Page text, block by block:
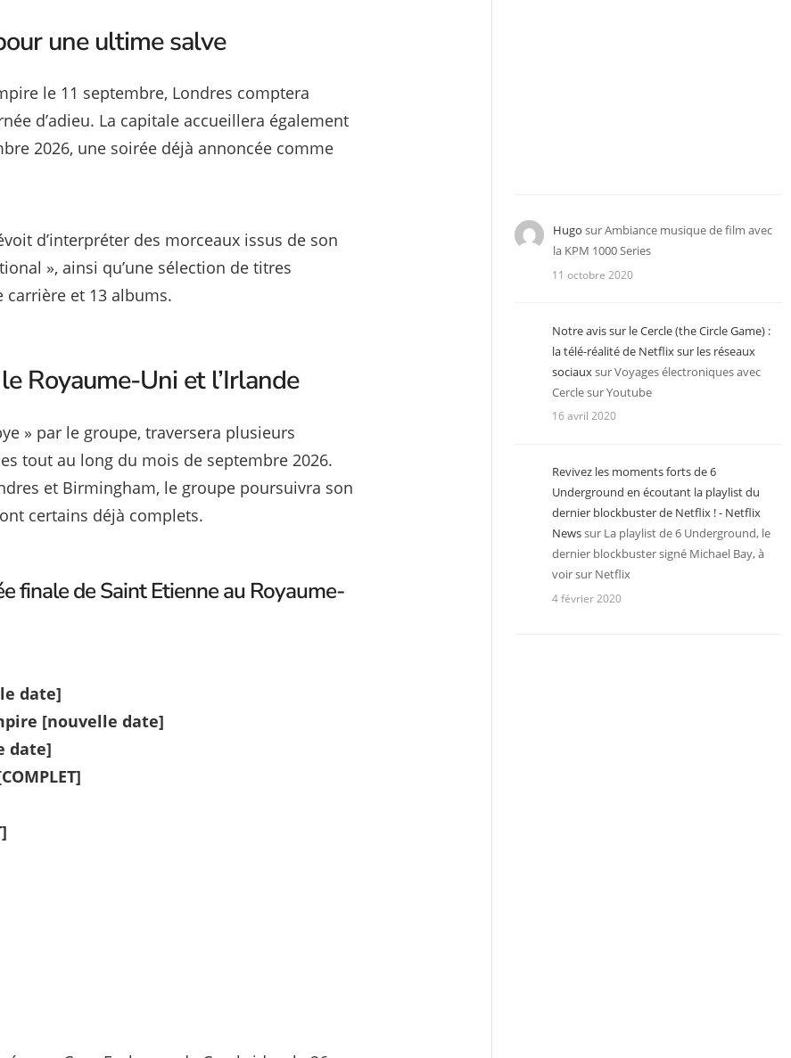
une ultime salve
le 11 septembre, Londres comptera
d’adieu. La capitale accueillera également
2026, une soirée déjà annoncée comme
d’interpréter des morceaux issus de son
», ainsi qu’une sélection de titres
carrière et 13 albums.
Royaume-Uni et l’Irlande
» par le groupe, traversera plusieurs
tout au long du mois de septembre 2026.
et Birmingham, le groupe poursuivra son
certains déjà complets.
finale de Saint Etienne au Royaume-
date]
[nouvelle date]
date]
Hugo surAmbiance musique de film avec
la KPM 1000 Series
11 octobre 2020
Notre avis sur le Cercle (the Circle Game) :
la télé-réalité de Netflix sur les réseaux
sociauxsurVoyages électroniques avec
Cercle sur Youtube
16 avril 2020
Revivez les moments forts de 6
Underground en écoutant la playlist du
dernier blockbuster de Netflix ! - Netflix
Newssur La playlist de 6 Underground, le
dernier blockbuster signé Michael Bay, à
voir sur Netflix
4 février 2020